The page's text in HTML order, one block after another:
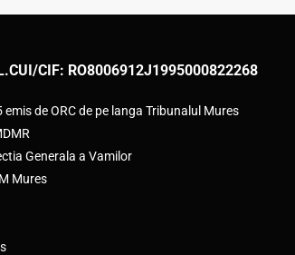
CUI/CIF: RO8006912J1995000822268
de ORC de pe langa Tribunalul Mures
Generala a Vamilor
Mures